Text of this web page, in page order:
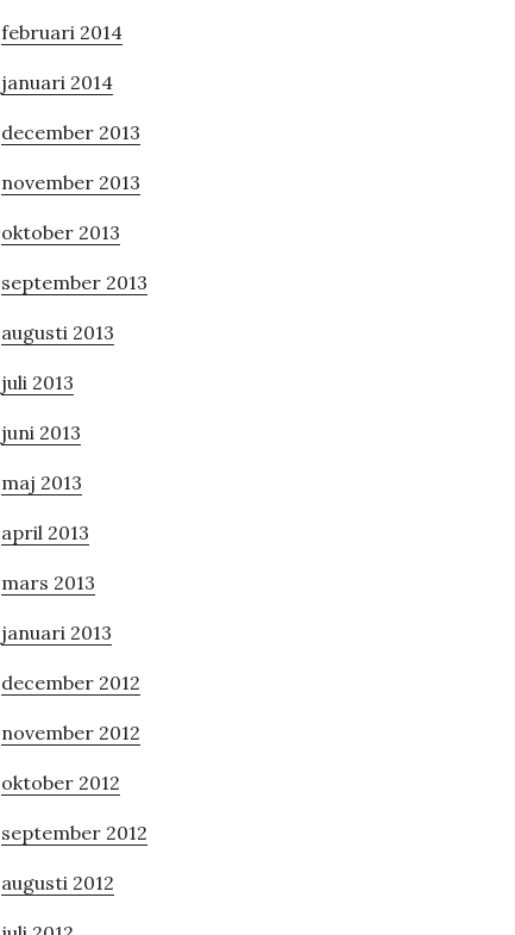
februari 2014
januari 2014
december 2013
november 2013
oktober 2013
september 2013
augusti 2013
juli 2013
juni 2013
maj 2013
april 2013
mars 2013
januari 2013
december 2012
november 2012
oktober 2012
september 2012
augusti 2012